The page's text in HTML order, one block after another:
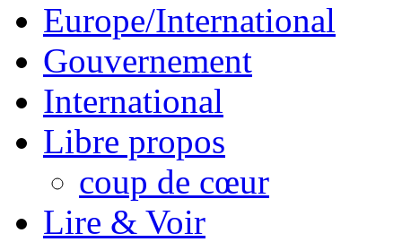
Europe/International
Gouvernement
International
Libre propos
coup de cœur
Lire & Voir